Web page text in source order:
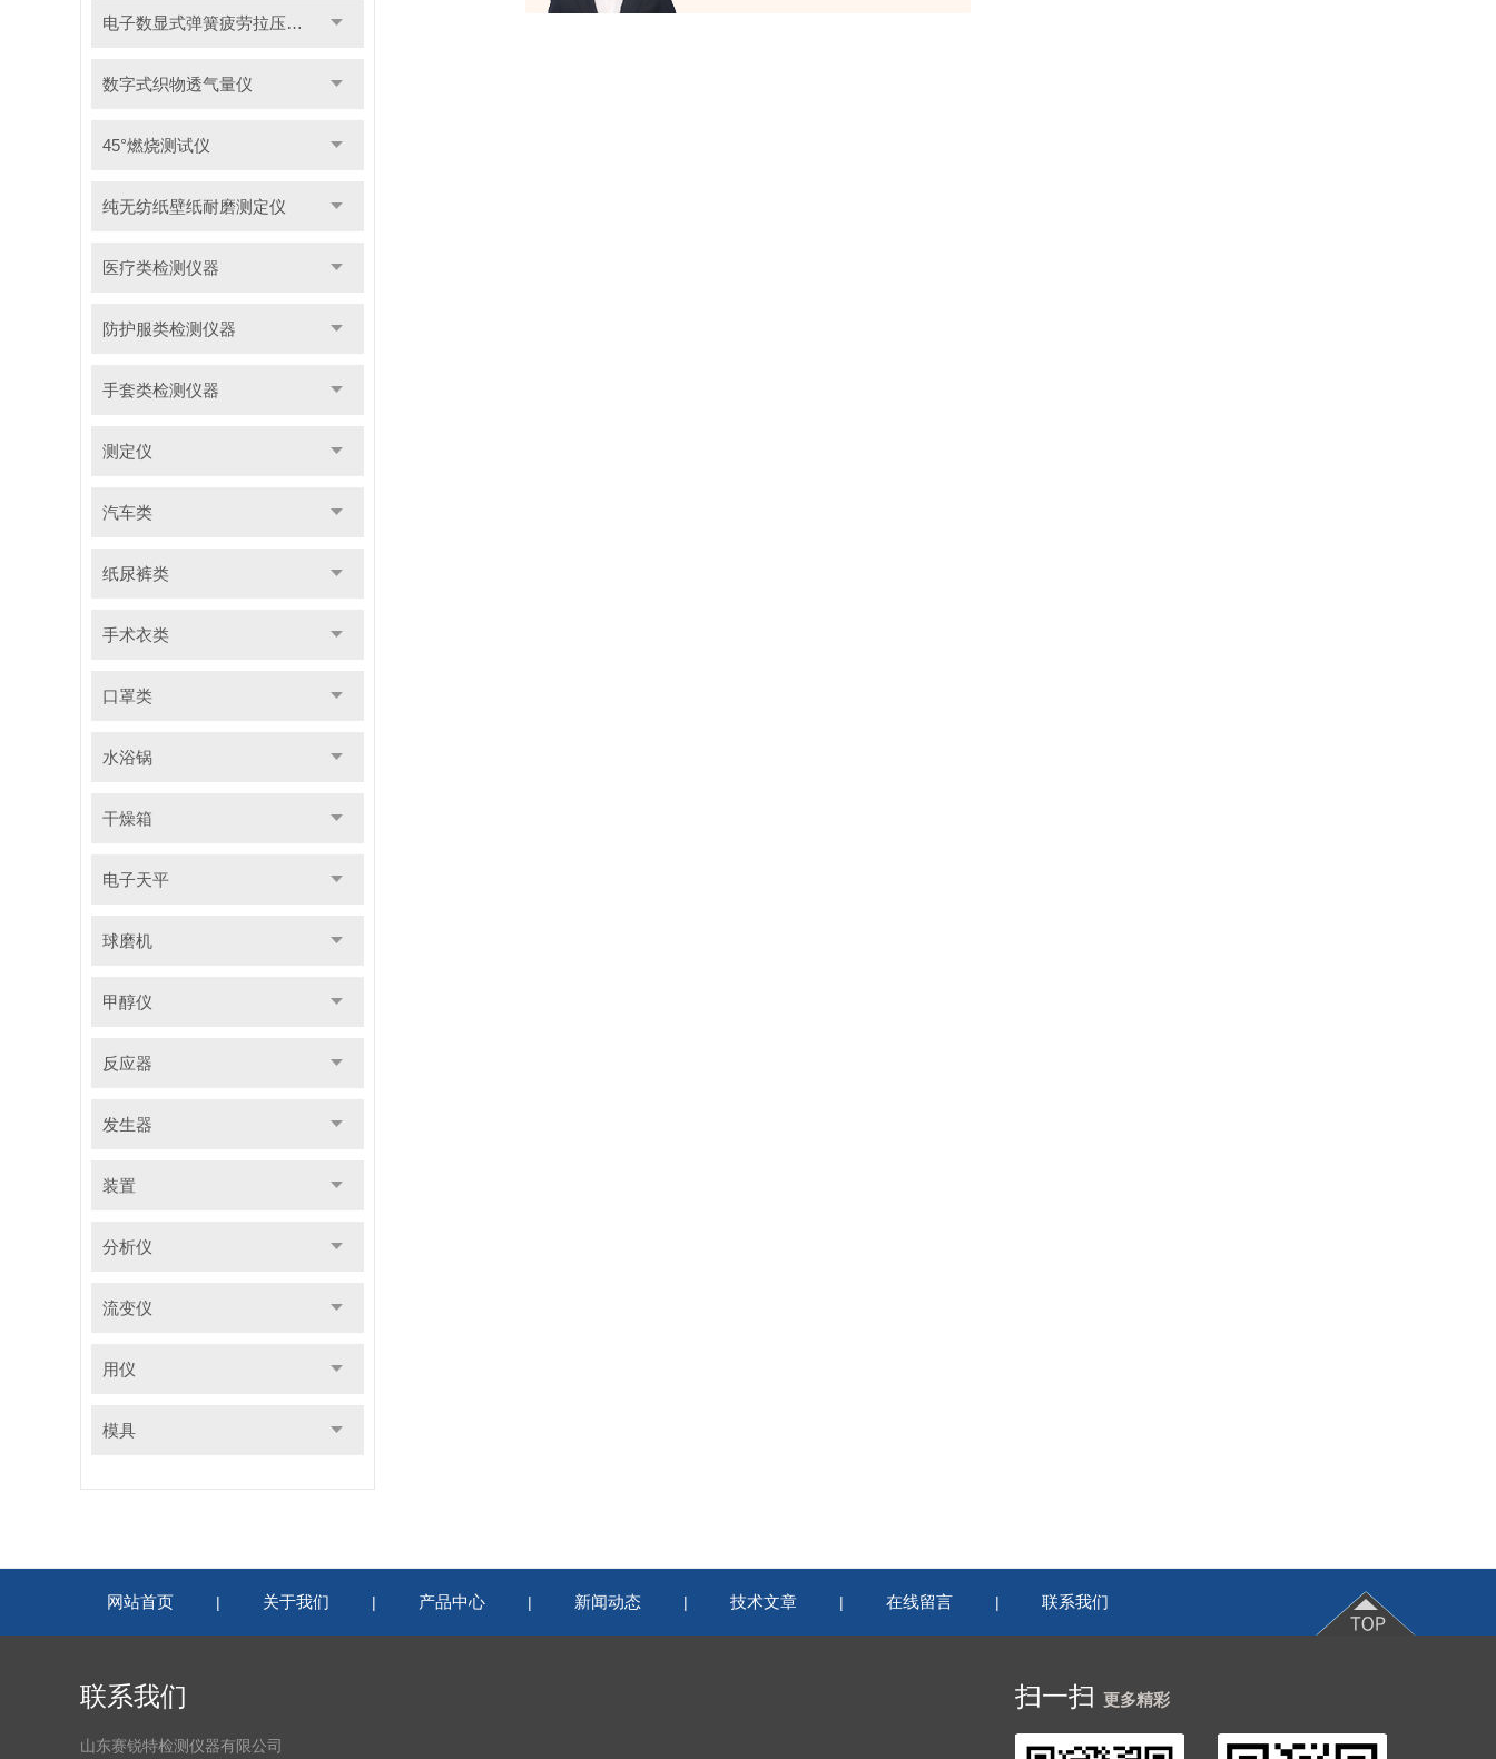
电子数显式弹簧疲劳拉压试验机
数字式织物透气量仪
45°燃烧测试仪
纯无纺纸壁纸耐磨测定仪
医疗类检测仪器
防护服类检测仪器
手套类检测仪器
测定仪
汽车类
纸尿裤类
手术衣类
口罩类
水浴锅
干燥箱
电子天平
球磨机
甲醇仪
反应器
发生器
装置
分析仪
流变仪
用仪
模具
网站首页 | 关于我们 | 产品中心 | 新闻动态 | 技术文章 | 在线留言 | 联系我们
联系我们
山东赛锐特检测仪器有限公司
扫一扫 更多精彩